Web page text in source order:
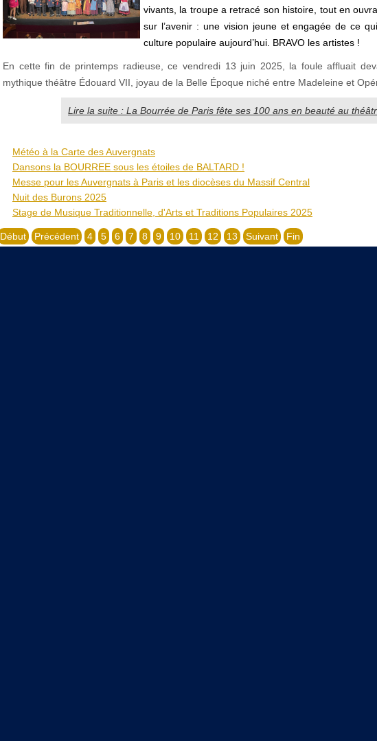
vivants, la troupe a retracé son histoire, tout en
sur l’avenir : une vision jeune et engagée de ce
culture populaire aujourd’hui. BRAVO les artistes !
En cette fin de printemps radieuse, ce vendredi 13 juin 2025, la foule affluait
mythique théâtre Édouard VII, joyau de la Belle Époque niché entre Madeleine et
Lire la suite : La Bourrée de Paris fête ses 100 ans en beauté au
Météo à la Carte des Auvergnats
Dansons la BOURREE sous les étoiles de BALTARD !
Messe pour les Auvergnats à Paris et les diocèses du Massif Central
Nuit des Burons 2025
Stage de Musique Traditionnelle, d'Arts et Traditions Populaires 2025
Début Précédent 4 5 6 7 8 9 10 11 12 13 Suivant Fin